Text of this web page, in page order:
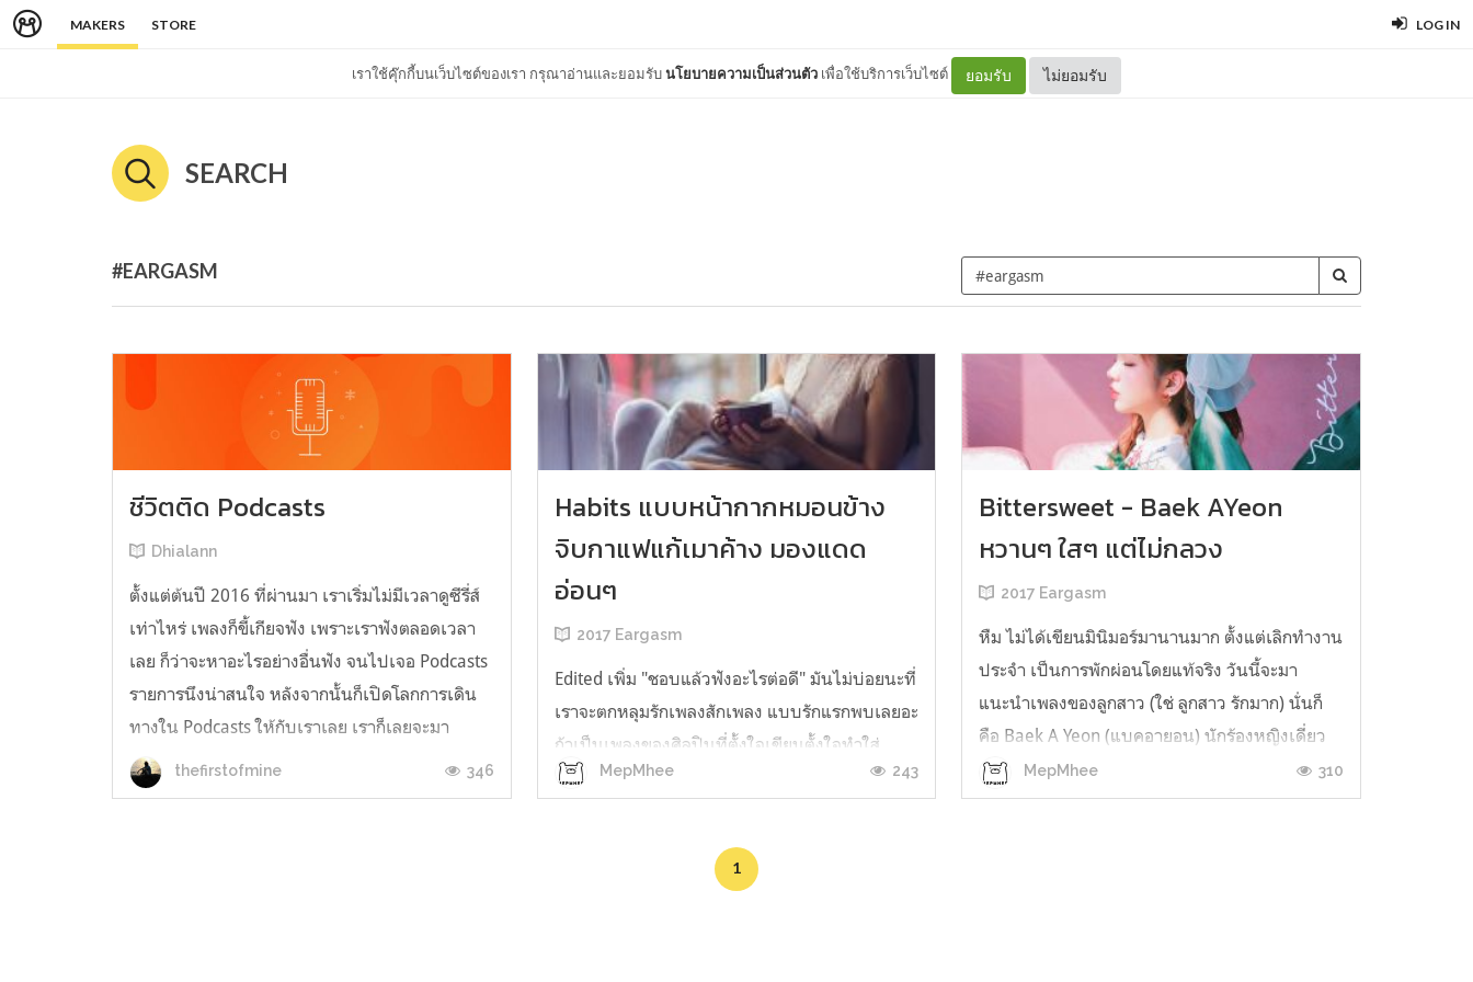
MAKERS STORE LOG IN
เราใช้คุ๊กกี้บนเว็บไซต์ของเรา กรุณาอ่านและยอมรับนโยบายความเป็นส่วนตัว เพื่อใช้บริการเว็บไซต์ ยอมรับ ไม่ยอมรับ
SEARCH
#EARGASM
ชีวิตติด Podcasts
Dhialann
ตั้งแต่ต้นปี 2016 ที่ผ่านมา เราเริ่มไม่มีเวลาดูซีรี่ส์
เท่าไหร่ เพลงก็ขี้เกียจฟัง เพราะเราฟังตลอดเวลา
เลย ก็ว่าจะหาอะไรอย่างอื่นฟัง จนไปเจอ Podcasts
รายการนึงน่าสนใจ หลังจากนั้นก็เปิดโลกการเดิน
ทางใน Podcasts ให้กับเราเลย เราก็เลยจะมา
แนะนำรายการ Podcasts ที่เราฟังและน่าสนใจให้
กับทุกคน รายการยูธูป...
thefirstofmine 346
Habits แบบหน้ากากหมอนข้าง
จิบกาแฟแก้เมาค้าง มองแดด
อ่อนๆ
2017 Eargasm
Edited เพิ่ม "ชอบแล้วฟังอะไรต่อดี" มันไม่บ่อยนะที่
เราจะตกหลุมรักเพลงสักเพลง แบบรักแรกพบเลยอะ
ถ้าเป็นเพลงของศิลปินที่ตั้งใจเขียนตั้งใจทำใส่
อัลบั้มงี้ก็ไม่แปลก แต่นี่เป็นเพลงที่อเรนจ์มาเพื่อใช้
ชอบขนาดได้ยินแค่ไม่กี่วิอาทิตย์ก่อน ไปคุ้ยหาว่านี่
เพลงอะไรวะแต่พอเราไป...
MepMhee 243
Bittersweet - Baek AYeon
หวานๆ ใสๆ แต่ไม่กลวง
2017 Eargasm
หืม ไม่ได้เขียนมินิมอร์มานานมาก ตั้งแต่เลิกทำงาน
ประจำ เป็นการพักผ่อนโดยแท้จริง วันนี้จะมา
แนะนำเพลงของลูกสาว (ใช่ ลูกสาว รักมาก) นั่นก็
คือ Baek A Yeon (แบคอายอน) นักร้องหญิงเดี่ยว
สังกัดค่าย JYP (เสียงกระซิบ) อดีตผู้ชนะที่ 3 จาก
Kpop Star ปีแรก [ ที่หนึ่ง Park Jimin(JYP) ที่สอง
MepMhee 310
1